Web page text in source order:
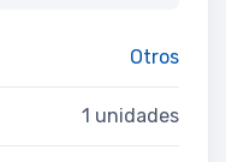
Otros
1 unidades